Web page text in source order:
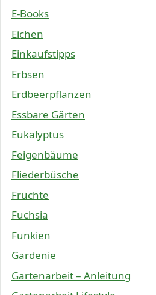
E-Books
Eichen
Einkaufstipps
Erbsen
Erdbeerpflanzen
Essbare Gärten
Eukalyptus
Feigenbäume
Fliederbüsche
Früchte
Fuchsia
Funkien
Gardenie
Gartenarbeit – Anleitung